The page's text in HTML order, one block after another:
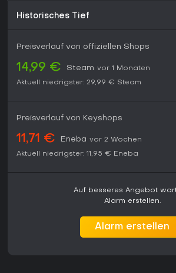
Historisches Tief
Preisverlauf von offiziellen Shops
14,99 € Steam vor 1 Monaten
Aktuell niedrigster: 29,99 € Steam
Preisverlauf von Keyshops
11,71 € Eneba vor 2 Wochen
Aktuell niedrigster: 11,95 € Eneba
Auf besseres Angebot
Alarm erstellen.
Alarm erstellen